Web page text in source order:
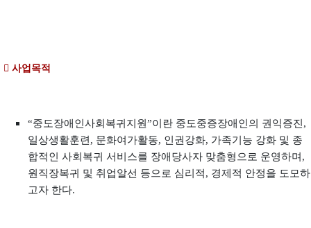
 사업목적
“중도장애인사회복귀지원”이란 중도중증장애인의 권익증진,
일상생활훈련, 문화여가활동, 인권강화, 가족기능 강화 및 종
합적인 사회복귀 서비스를 장애당사자 맞춤형으로 운영하며,
원직장복귀 및 취업알선 등으로 심리적, 경제적 안정을 도모하
고자 한다.